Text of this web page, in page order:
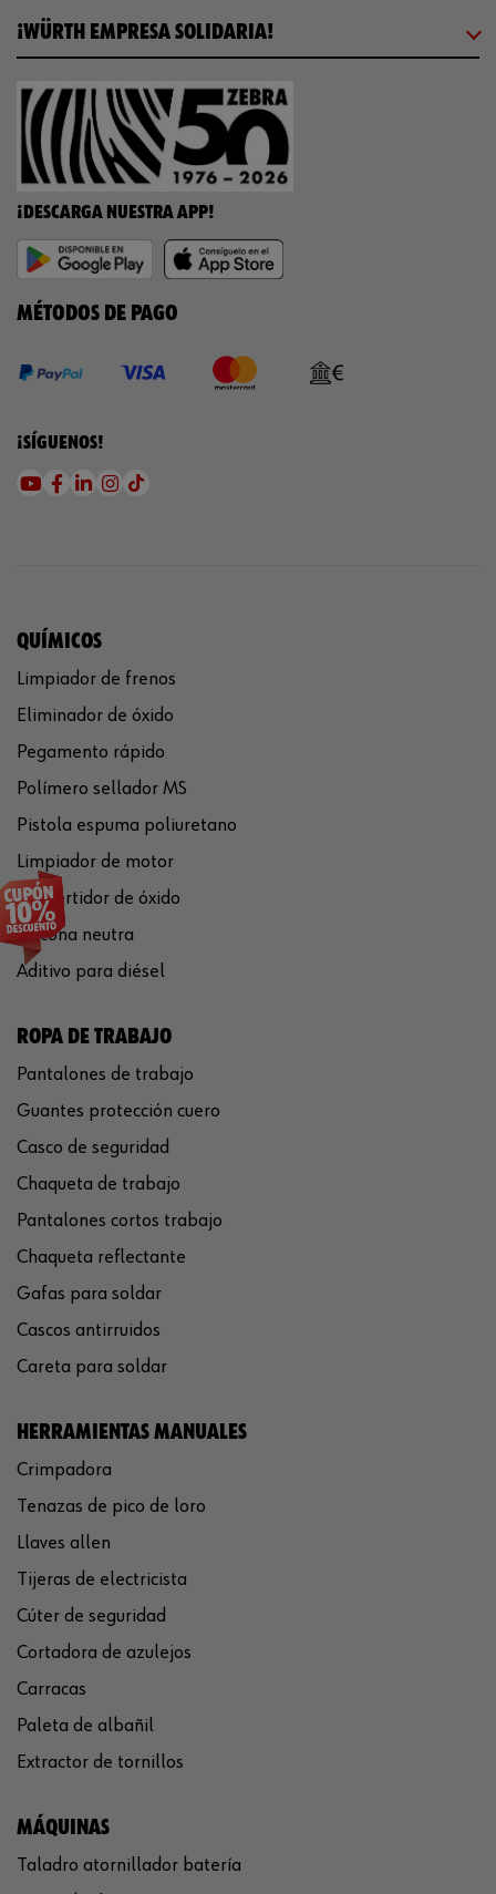
¡WÜRTH EMPRESA SOLIDARIA!
¡DESCARGA NUESTRA APP!
MÉTODOS DE PAGO
¡SÍGUENOS!
QUÍMICOS
Limpiador de frenos
Eliminador de óxido
Pegamento rápido
Polímero sellador MS
Pistola espuma poliuretano
Limpiador de motor
Convertidor de óxido
Silicona neutra
Aditivo para diésel
ROPA DE TRABAJO
Pantalones de trabajo
Guantes protección cuero
Casco de seguridad
Chaqueta de trabajo
Pantalones cortos trabajo
Chaqueta reflectante
Gafas para soldar
Cascos antirruidos
Careta para soldar
HERRAMIENTAS MANUALES
Crimpadora
Tenazas de pico de loro
Llaves allen
Tijeras de electricista
Cúter de seguridad
Cortadora de azulejos
Carracas
Paleta de albañil
Extractor de tornillos
MÁQUINAS
Taladro atornillador batería